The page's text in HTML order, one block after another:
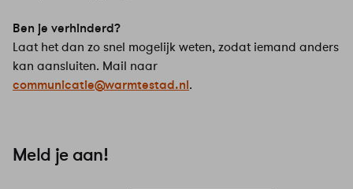
Ben je verhinderd?
Laat het dan zo snel mogelijk weten, zodat iemand anders
kan aansluiten. Mail naar
communicatie@warmtestad.nl.
Meld je aan!